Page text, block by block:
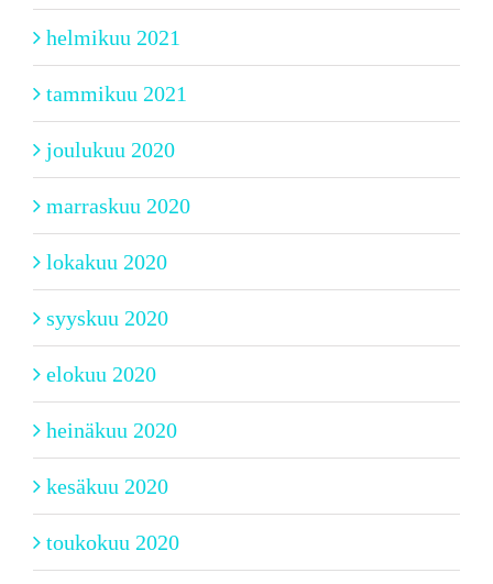
helmikuu 2021
tammikuu 2021
joulukuu 2020
marraskuu 2020
lokakuu 2020
syyskuu 2020
elokuu 2020
heinäkuu 2020
kesäkuu 2020
toukokuu 2020